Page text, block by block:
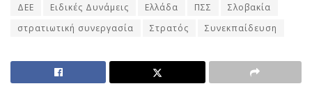
ΔΕΕ
Ειδικές Δυνάμεις Ελλάδα ΠΣΣ
Σλοβακία
στρατιωτική συνεργασία
Στρατός Συνεκπαίδευση